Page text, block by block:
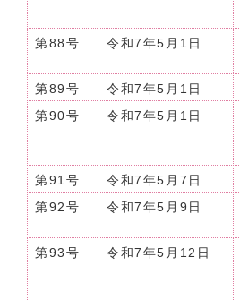
第88号
令和7年5月1日
第89号
令和7年5月1日
第90号
令和7年5月1日
第91号
令和7年5月7日
第92号
令和7年5月9日
第93号
令和7年5月12日